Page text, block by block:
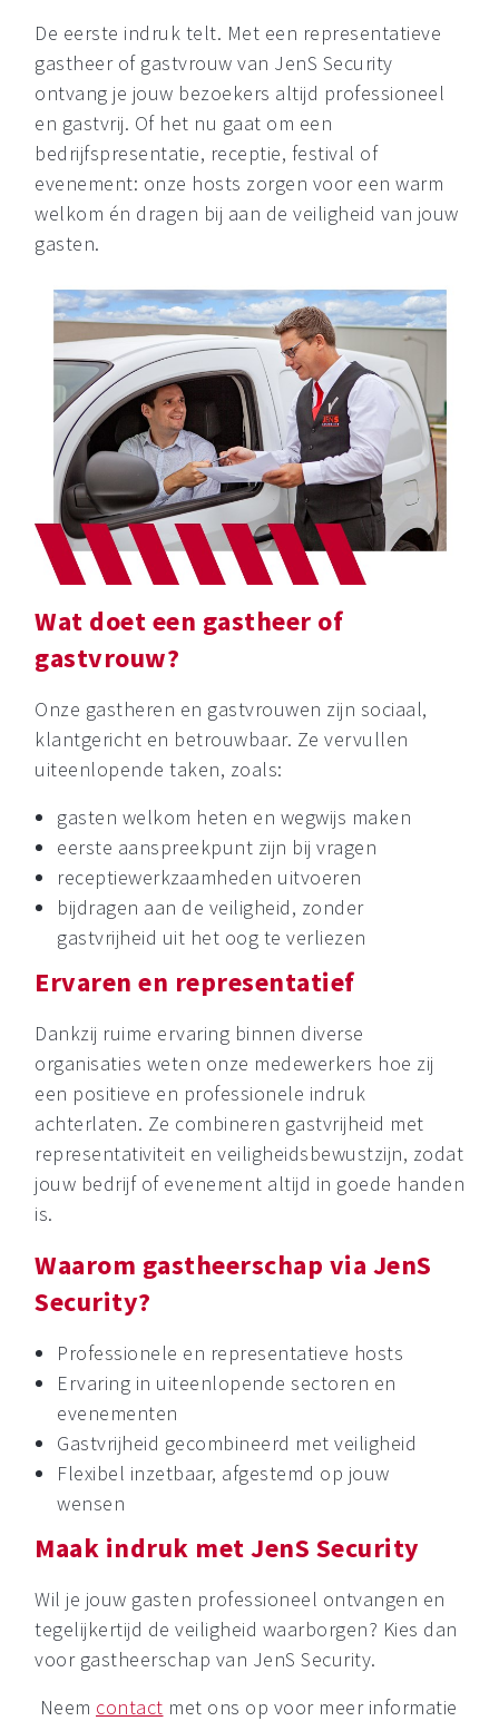
De eerste indruk telt. Met een representatieve
gastheer of gastvrouw van JenS Security
ontvang je jouw bezoekers altijd professioneel
en gastvrij. Of het nu gaat om een
bedrijfspresentatie, receptie, festival of
evenement: onze hosts zorgen voor een warm
welkom én dragen bij aan de veiligheid van jouw
gasten.
Wat doet een gastheer of
gastvrouw?
Onze gastheren en gastvrouwen zijn sociaal,
klantgericht en betrouwbaar. Ze vervullen
uiteenlopende taken, zoals:
gasten welkom heten en wegwijs maken
eerste aanspreekpunt zijn bij vragen
receptiewerkzaamheden uitvoeren
bijdragen aan de veiligheid, zonder
gastvrijheid uit het oog te verliezen
Ervaren en representatief
Dankzij ruime ervaring binnen diverse
organisaties weten onze medewerkers hoe zij
een positieve en professionele indruk
achterlaten. Ze combineren gastvrijheid met
representativiteit en veiligheidsbewustzijn, zodat
jouw bedrijf of evenement altijd in goede handen
is.
Waarom gastheerschap via JenS
Security?
Professionele en representatieve hosts
Ervaring in uiteenlopende sectoren en
evenementen
Gastvrijheid gecombineerd met veiligheid
Flexibel inzetbaar, afgestemd op jouw
wensen
Maak indruk met JenS Security
Wil je jouw gasten professioneel ontvangen en
tegelijkertijd de veiligheid waarborgen? Kies dan
voor gastheerschap van JenS Security.
Neem contact met ons op voor meer informatie